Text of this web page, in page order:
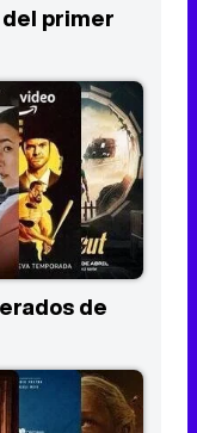
primer
de